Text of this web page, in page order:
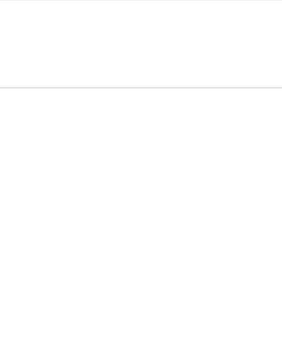
Seznamte se na příkladech z praxe
úspor. Poznejte důležitost sledování